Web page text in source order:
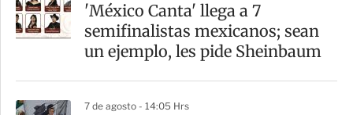
'México Canta' llega a 7
semifinalistas mexicanos; sean
un ejemplo, les pide Sheinbaum
7 de agosto - 14:05 Hrs